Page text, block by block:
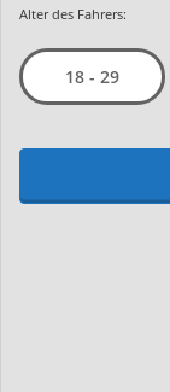
Alter des Fahrers:
18 - 29